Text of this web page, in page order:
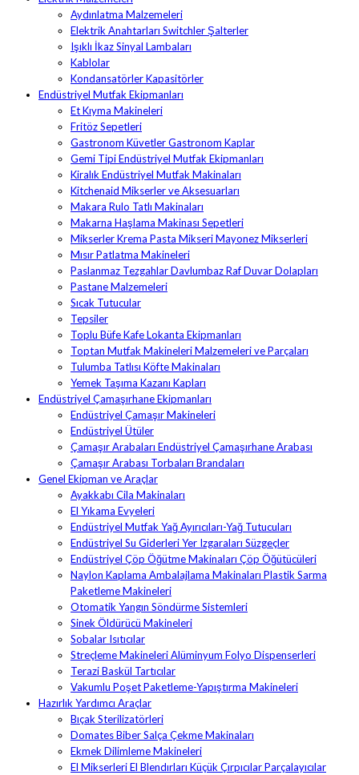
Aydınlatma Malzemeleri
Elektrik Anahtarları Switchler Şalterler
Işıklı İkaz Sinyal Lambaları
Kablolar
Kondansatörler Kapasitörler
Endüstriyel Mutfak Ekipmanları
Et Kıyma Makineleri
Fritöz Sepetleri
Gastronom Küvetler Gastronom Kaplar
Gemi Tipi Endüstriyel Mutfak Ekipmanları
Kiralık Endüstriyel Mutfak Makinaları
Kitchenaid Mikserler ve Aksesuarları
Makara Rulo Tatlı Makinaları
Makarna Haşlama Makinası Sepetleri
Mikserler Krema Pasta Mikseri Mayonez Mikserleri
Mısır Patlatma Makineleri
Paslanmaz Tezgahlar Davlumbaz Raf Duvar Dolapları
Pastane Malzemeleri
Sıcak Tutucular
Tepsiler
Toplu Büfe Kafe Lokanta Ekipmanları
Toptan Mutfak Makineleri Malzemeleri ve Parçaları
Tulumba Tatlısı Köfte Makinaları
Yemek Taşıma Kazanı Kapları
Endüstriyel Çamaşırhane Ekipmanları
Endüstriyel Çamaşır Makineleri
Endüstriyel Ütüler
Çamaşır Arabaları Endüstriyel Çamaşırhane Arabası
Çamaşır Arabası Torbaları Brandaları
Genel Ekipman ve Araçlar
Ayakkabı Cila Makinaları
El Yıkama Evyeleri
Endüstriyel Mutfak Yağ Ayırıcıları-Yağ Tutucuları
Endüstriyel Su Giderleri Yer Izgaraları Süzgeçler
Endüstriyel Çöp Öğütme Makinaları Çöp Öğütücüleri
Naylon Kaplama Ambalajlama Makinaları Plastik Sarma
Paketleme Makineleri
Otomatik Yangın Söndürme Sistemleri
Sinek Öldürücü Makineleri
Sobalar Isıtıcılar
Streçleme Makineleri Alüminyum Folyo Dispenserleri
Terazi Baskül Tartıcılar
Vakumlu Poşet Paketleme-Yapıştırma Makineleri
Hazırlık Yardımcı Araçlar
Bıçak Sterilizatörleri
Domates Biber Salça Çekme Makinaları
Ekmek Dilimleme Makineleri
El Mikserleri El Blendırları Küçük Çırpıcılar Parçalayıcılar